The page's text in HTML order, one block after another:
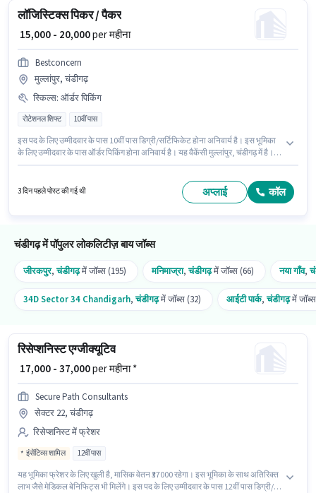
लॉजिस्टिक्स पिकर / पैकर
₹ 15,000 - 20,000per महीना
Bestconcern
मुल्लांपुर, चंडीगढ़
स्किल्स: ऑर्डर पिकिंग
रोटेशनल शिफ्ट 10वीं पास
इस पद के लिए उम्मीदवार के पास 10वीं पास डिग्री/सर्टिफिकेट होना अनिवार्य है। इस भूमिका
के लिए उम्मीदवार के पास ऑर्डर पिकिंग होना अनिवार्य है। यह वैकेंसी मुल्लांपुर, चंडीगढ़ में है।
लिए Fixed सैलरी उपलब्ध है।
3 दिन पहले पोस्ट की गई थी अप्लाई कॉल
चंडीगढ़ में पॉपुलर लोकलिटीज़ बाय जॉब्स
जीरकपुर,चंडीगढ़में जॉब्स (195) मनिमाज्रा,चंडीगढ़में जॉब्स (66) नया गाँव,
34D Sector 34 Chandigarh,चंडीगढ़में जॉब्स (32) आईटी पार्क,चंडीगढ़में
रिसेप्शनिस्ट एग्जीक्यूटिव
₹ 17,000 - 37,000per महीना *
Secure Path Consultants
सेक्टर 22, चंडीगढ़
रिसेप्शनिस्ट में फ्रेशर
इंसेंटिव्स शामिल 12वीं पास
यह भूमिका फ्रेशर के लिए खुली है, मासिक वेतन ₹37000 रहेगा। इस भूमिका के साथ अतिरिक्त
लाभ जैसे मेडिकल बेनिफिट्स भी मिलेंगे। इस पद के लिए उम्मीदवार के पास 12वीं पास डिग्री/